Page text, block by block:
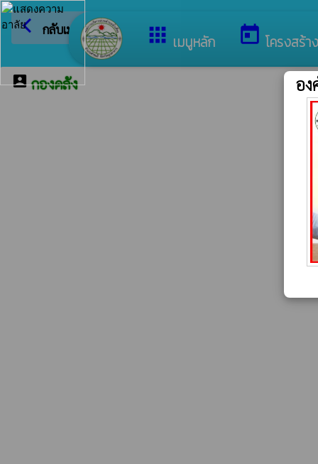
apps เมนูหลัก today โครงสร้า
arrow_back_ios กลับเมนูหลัก
account_boxกองคลัง อ